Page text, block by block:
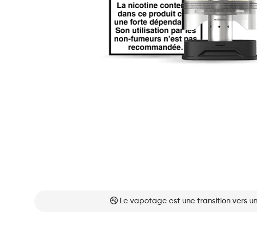
Le vapotage est une transition vers